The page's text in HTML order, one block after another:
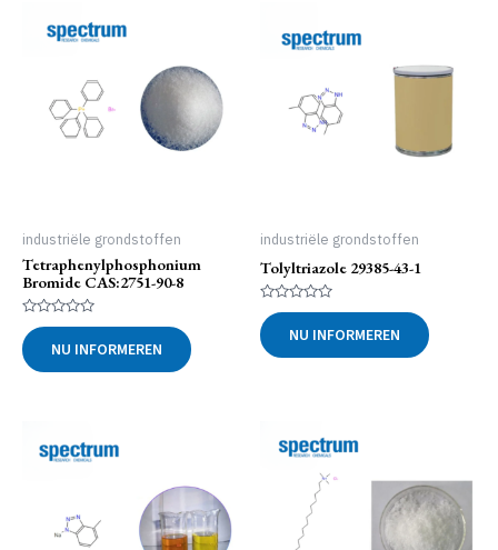
industriële grondstoffen
Tetraphenylphosphonium
Bromide CAS:2751-90-8
Gewaardeerd
0
uit
5
NU INFORMEREN
industriële grondstoffen
Tolyltriazole 29385-43-1
Gewaardeerd
0
uit
5
NU INFORMEREN